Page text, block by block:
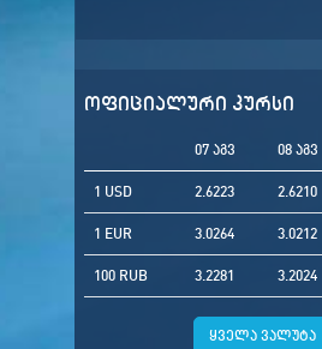
ოფიციალური კურსი
07 აგვ 08 აგვ
1 USD 2.6223 2.6210
1 EUR 3.0264 3.0212
100 RUB 3.2281 3.2024
ყველა ვალუტა